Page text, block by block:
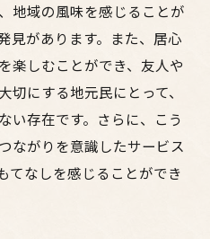
地域の風味を感じることが
見があります。また、居心
楽しむことができ、友人や
にする地元民にとって、
い存在です。さらに、こう
ながりを意識したサービス
てなしを感じることができ